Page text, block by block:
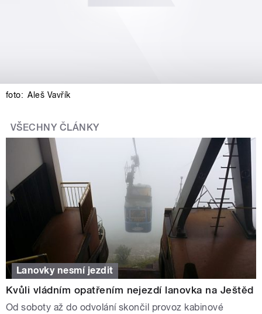
foto: Aleš Vavřík
VŠECHNY ČLÁNKY
Lanovky nesmí jezdit
Kvůli vládním opatřením nejezdí lanovka na Ještěd
Od soboty až do odvolání skončil provoz kabinové